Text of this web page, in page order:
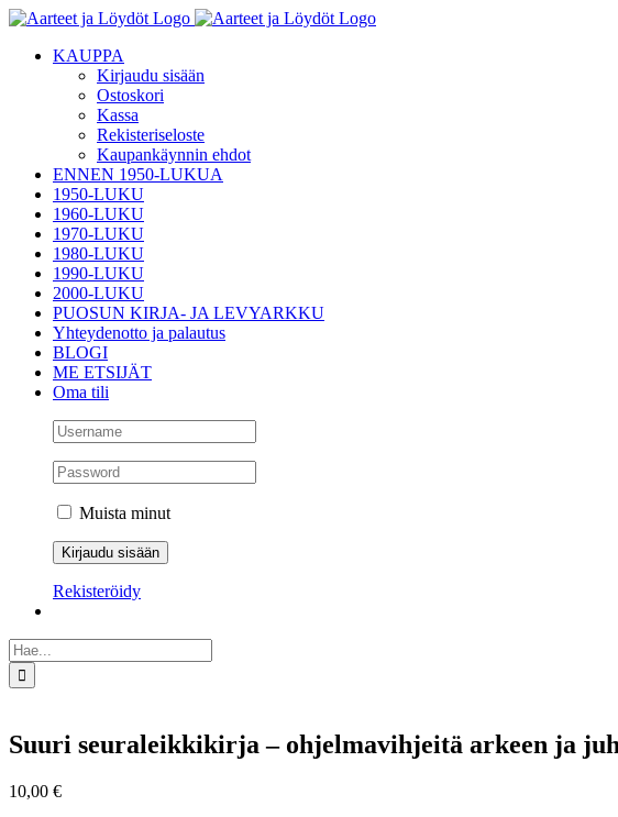
Skip
contentKAUPPA
Kirjaudu sisään
Ostoskori
Kassa
Rekisteriseloste
Kaupankäynnin ehdot
ENNEN 1950-LUKUA
1950-LUKU
1960-LUKU
1970-LUKU
1980-LUKU
1990-LUKU
2000-LUKU
PUOSUN KIRJA- JA LEVYARKKU
Yhteydenotto ja palautus
BLOGI
ME ETSIJÄT
Oma tili
Muista minut
Rekisteröidy
Etsi
...
Suuri seuraleikkikirja – ohjelmavihjeitä arkeen ja
10,00 €